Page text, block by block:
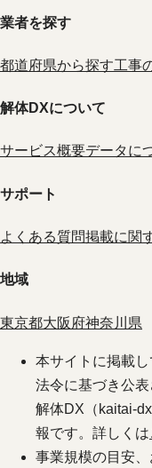
業者を探す
都道府県から探す工事
解体DXについて
サービス概要データに
サポート
よくある質問掲載に関
地域
東京都大阪府神奈川県
本サイトに掲載
法令に基づき公表
解体DX（kaitai-
報です。詳しくは
事業規模の目安